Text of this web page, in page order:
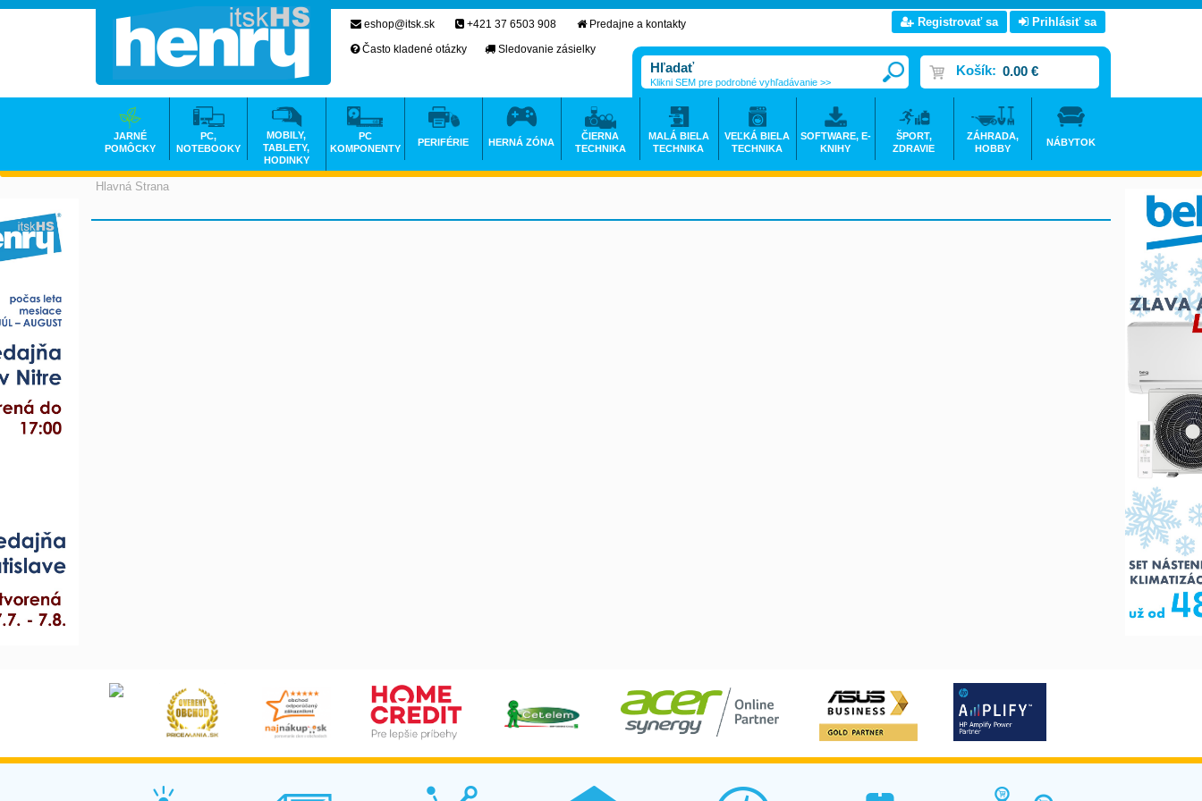
Hlavná Strana
eshop@itsk.sk +421 37 6503 908
Predajne a kontakty
Často kladené otázky
Sledovanie zásielky
Registrovať sa Prihlásiť sa
Košík: 0.00 €
Klikni SEM pre podrobné vyhľadávanie >>
JARNÉ
POMÔCKY
PC,
NOTEBOOKY
MOBILY,
TABLETY,
HODINKY
PC
KOMPONENTY
PERIFÉRIE HERNÁ ZÓNA
ČIERNA
TECHNIKA
MALÁ BIELA
TECHNIKA
VEĽKÁ BIELA
TECHNIKA
SOFTWARE, E-
KNIHY
ŠPORT,
ZDRAVIE
ZÁHRADA,
HOBBY
NÁBYTOK